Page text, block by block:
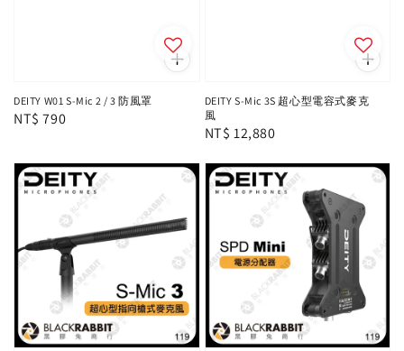
DEITY W01 S-Mic 2 / 3 防風罩
Regular
NT$ 790
DEITY S-Mic 3S 超心型電容式麥克
風
Regular
NT$ 12,880